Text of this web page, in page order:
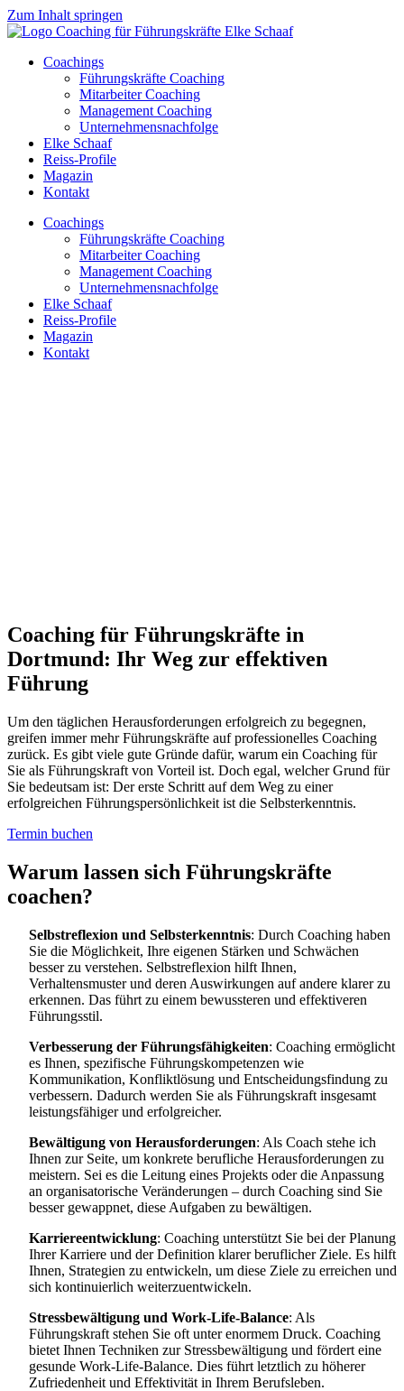
Zum Inhalt springen
Coachings
Führungskräfte Coaching
Mitarbeiter Coaching
Management Coaching
Unternehmensnachfolge
Elke Schaaf
Reiss-Profile
Magazin
Kontakt
Coachings
Führungskräfte Coaching
Mitarbeiter Coaching
Management Coaching
Unternehmensnachfolge
Elke Schaaf
Reiss-Profile
Magazin
Kontakt
Coaching für Führungskräfte in
Dortmund: Ihr Weg zur effektiven
Führung
Um den täglichen Herausforderungen erfolgreich zu begegnen,
greifen immer mehr Führungskräfte auf professionelles Coaching
zurück. Es gibt viele gute Gründe dafür, warum ein Coaching für
Sie als Führungskraft von Vorteil ist. Doch egal, welcher Grund für
Sie bedeutsam ist: Der erste Schritt auf dem Weg zu einer
erfolgreichen Führungspersönlichkeit ist die Selbsterkenntnis.
Termin buchen
Warum lassen sich Führungskräfte
coachen?
Selbstreflexion und Selbsterkenntnis: Durch Coaching haben
Sie die Möglichkeit, Ihre eigenen Stärken und Schwächen
besser zu verstehen. Selbstreflexion hilft Ihnen,
Verhaltensmuster und deren Auswirkungen auf andere klarer zu
erkennen. Das führt zu einem bewussteren und effektiveren
Führungsstil.
Verbesserung der Führungsfähigkeiten: Coaching ermöglicht
es Ihnen, spezifische Führungskompetenzen wie
Kommunikation, Konfliktlösung und Entscheidungsfindung zu
verbessern. Dadurch werden Sie als Führungskraft insgesamt
leistungsfähiger und erfolgreicher.
Bewältigung von Herausforderungen: Als Coach stehe ich
Ihnen zur Seite, um konkrete berufliche Herausforderungen zu
meistern. Sei es die Leitung eines Projekts oder die Anpassung
an organisatorische Veränderungen – durch Coaching sind Sie
besser gewappnet, diese Aufgaben zu bewältigen.
Karriereentwicklung: Coaching unterstützt Sie bei der Planung
Ihrer Karriere und der Definition klarer beruflicher Ziele. Es hilft
Ihnen, Strategien zu entwickeln, um diese Ziele zu erreichen und
sich kontinuierlich weiterzuentwickeln.
Stressbewältigung und Work-Life-Balance: Als
Führungskraft stehen Sie oft unter enormem Druck. Coaching
bietet Ihnen Techniken zur Stressbewältigung und fördert eine
gesunde Work-Life-Balance. Dies führt letztlich zu höherer
Zufriedenheit und Effektivität in Ihrem Berufsleben.